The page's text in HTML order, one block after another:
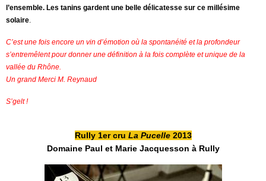
l’ensemble. Les tanins gardent une belle délicatesse sur ce millésime
solaire.
C’est une fois encore un vin d’émotion où la spontanéité et la profondeur
s’entremêlent pour donner une définition à la fois complète et unique de la
vallée du Rhône.
Un grand Merci M. Reynaud
S’gelt !
Rully 1er cru La Pucelle 2013
Domaine Paul et Marie Jacquesson à Rully